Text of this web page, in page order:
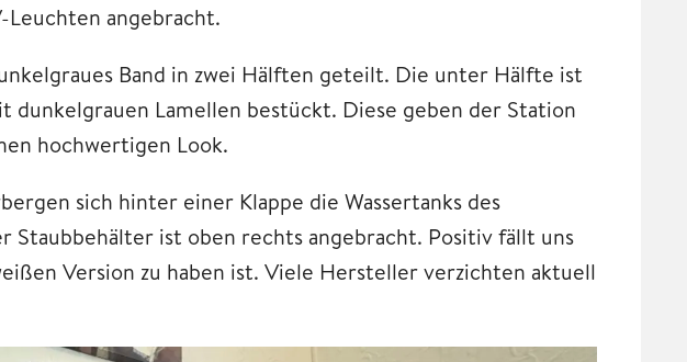
angebracht.
Band in zwei Hälften geteilt. Die unter Hälfte ist
dunkelgrauen Lamellen bestückt. Diese geben der Station
hochwertigen Look.
sich hinter einer Klappe die Wassertanks des
Staubbehälter ist oben rechts angebracht. Positiv fällt uns
Version zu haben ist. Viele Hersteller verzichten aktuell